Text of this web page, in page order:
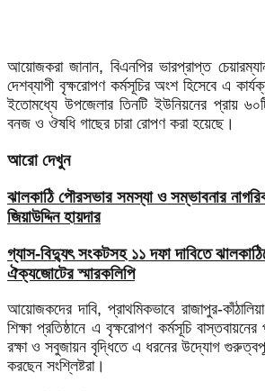
আয়োজকরা জানান, বিএনপির ভারপ্রাপ্ত
দেশব্যাপী বৃক্ষরোপণ কর্মসূচির অংশ হিসেবে এ
ইতোমধ্যে উপজেলার তিনটি ইউনিয়নের প্রায়
বনজ ও ঔষধি গাছের চারা রোপণ করা হয়েছে।
আরো দেখুন
ঝালকাঠি পৌরসভার সমস্যা ও সম্ভাবনার
জিয়াউদ্দিন হায়দার
গ্যাস-বিদ্যুৎ সংকটসহ ১১ দফা দাবিতে
ঐক্যজোটের স্মারকলিপি
আয়োজকদের দাবি, প্রাথমিকভাবে রাজাপুর-
শিক্ষা প্রতিষ্ঠানে এ বৃক্ষরোপণ কর্মসূচি
রক্ষা ও সবুজায়ন বৃদ্ধিতে এ ধরনের উদ্যোগ
করছেন সংশ্লিষ্টরা।